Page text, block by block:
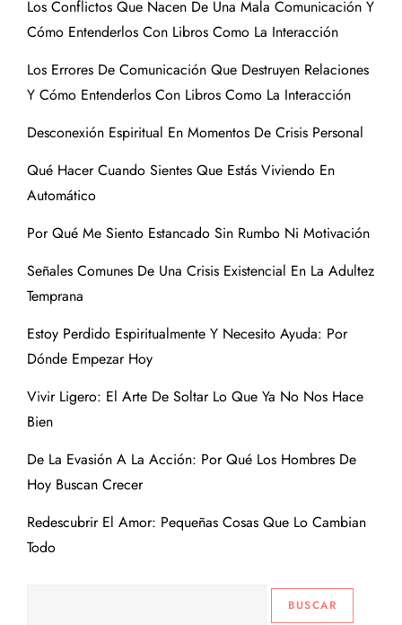
Los Conflictos Que Nacen De Una Mala Comunicación Y
Cómo Entenderlos Con Libros Como La Interacción
Los Errores De Comunicación Que Destruyen Relaciones
Y Cómo Entenderlos Con Libros Como La Interacción
Desconexión Espiritual En Momentos De Crisis Personal
Qué Hacer Cuando Sientes Que Estás Viviendo En
Automático
Por Qué Me Siento Estancado Sin Rumbo Ni Motivación
Señales Comunes De Una Crisis Existencial En La Adultez
Temprana
Estoy Perdido Espiritualmente Y Necesito Ayuda: Por
Dónde Empezar Hoy
Vivir Ligero: El Arte De Soltar Lo Que Ya No Nos Hace
Bien
De La Evasión A La Acción: Por Qué Los Hombres De
Hoy Buscan Crecer
Redescubrir El Amor: Pequeñas Cosas Que Lo Cambian
Todo